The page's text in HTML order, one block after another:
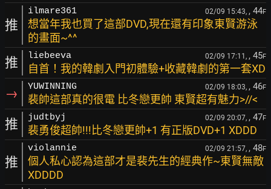
推
ilmare361 02/09 15:43, , 44F
想當年我也買了這部DVD,現在還有印象東賢游泳
的畫面~^^
推 liebeeva 02/09 17:11, , 45F
自首！我的韓劇入門初體驗+收藏韓劇的第一套XD
→ YUWINNING 02/09 18:03, , 46F
裴帥這部真的很電 比冬戀更帥 東賢超有魅力>//<
推 judtbyj 02/09 20:07, , 47F
裴勇俊超帥!!!比冬戀更帥+1 有正版DVD+1 XDDD
推
violannie 02/09 21:57, , 48F
個人私心認為這部才是裴先生的經典作~東賢無敵
XDDDD